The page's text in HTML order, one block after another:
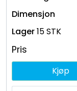
15 STK
Pris
Kjøp